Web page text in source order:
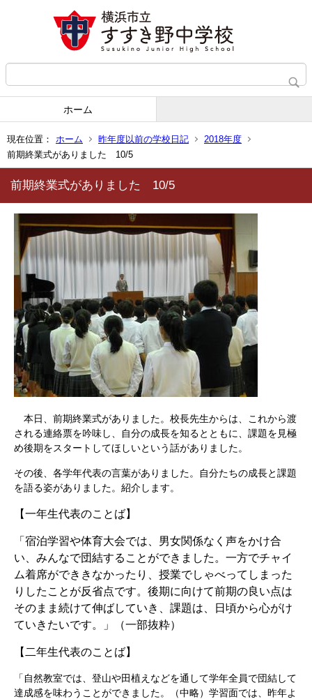
ホーム
現在位置： ホーム 昨年度以前の学校日記
2018年度
前期終業式がありました 10/5
前期終業式がありました 10/5
本日、前期終業式がありました。校長先生からは、これから渡
される連絡票を吟味し、自分の成長を知るとともに、課題を見極
め後期をスタートしてほしいという話がありました。
その後、各学年代表の言葉がありました。自分たちの成長と課題
を語る姿がありました。紹介します。
【一年生代表のことば】
「宿泊学習や体育大会では、男女関係なく声をかけ合
い、みんなで団結することができました。一方でチャイ
ム着席ができきなかったり、授業でしゃべってしまった
りしたことが反省点です。後期に向けて前期の良い点は
そのまま続けて伸ばしていき、課題は、日頃から心がけ
ていきたいです。」（一部抜粋）
【二年生代表のことば】
「自然教室では、登山や田植えなどを通して学年全員で団結して
達成感を味わうことができました。（中略）学習面では、昨年よ